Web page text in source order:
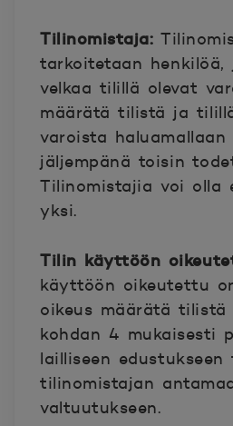
Tilinomistaja:
tarkoitetaan henkilöä,
velkaa tilillä olevat
määrätä tilistä ja
varoista haluamallaan
jäljempänä toisin
Tilinomistajia voi olla
yksi.
Tilin käyttöön
käyttöön oikeutettu
oikeus määrätä tilistä
kohdan 4 mukaisesti
lailliseen edustukseen
tilinomistajan
valtuutukseen.